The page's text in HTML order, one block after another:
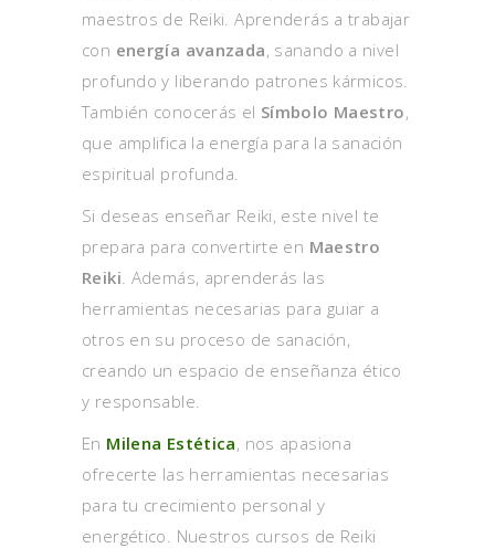
maestros de Reiki. Aprenderás a trabajar
con energía avanzada, sanando a nivel
profundo y liberando patrones kármicos.
También conocerás el Símbolo Maestro,
que amplifica la energía para la sanación
espiritual profunda.
Si deseas enseñar Reiki, este nivel te
prepara para convertirte en Maestro
Reiki . Además, aprenderás las
herramientas necesarias para guiar a
otros en su proceso de sanación,
creando un espacio de enseñanza ético
y responsable.
En Milena Estética, nos apasiona
ofrecerte las herramientas necesarias
para tu crecimiento personal y
energético. Nuestros cursos de Reiki